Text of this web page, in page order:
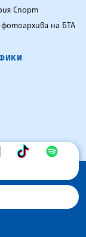
Спорт
на БТА